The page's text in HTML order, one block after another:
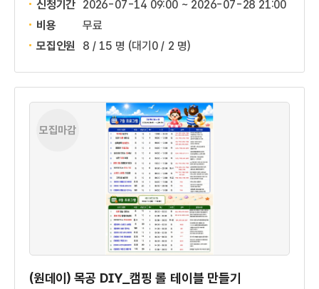
신청기간 2026-07-14 09:00 ~ 2026-07-28 21:00
비용
무료
모집인원
8 / 15 명 (대기0 / 2 명)
모집마감
(원데이) 목공 DIY_캠핑 롤 테이블 만들기